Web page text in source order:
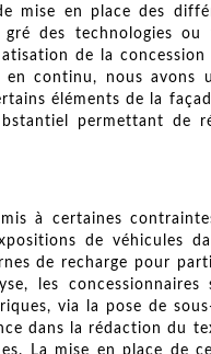
mise en place des
des technologies ou
de la concession
continu, nous avons
éléments de la
permettant de
à certaines
de véhicules
de recharge pour
les
via la pose de
dans la rédaction du
La mise en place de